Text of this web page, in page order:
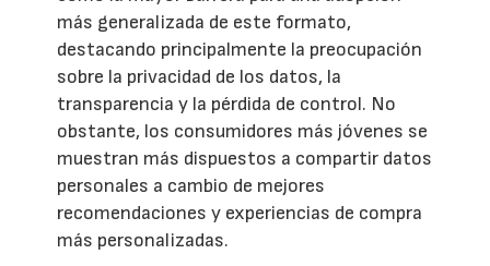
más generalizada de este formato,
destacando principalmente la preocupación
sobre la privacidad de los datos, la
transparencia y la pérdida de control. No
obstante, los consumidores más jóvenes se
muestran más dispuestos a compartir datos
personales a cambio de mejores
recomendaciones y experiencias de compra
más personalizadas.